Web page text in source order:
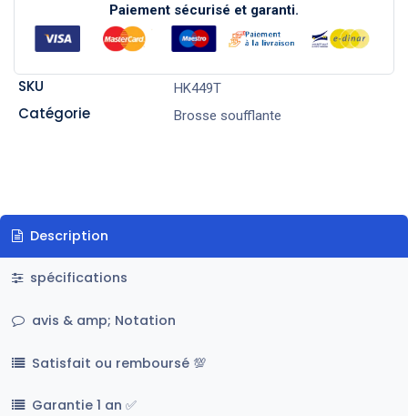
Paiement sécurisé et garanti.
SKU HK449T
Catégorie Brosse soufflante
Description
spécifications
avis & amp; Notation
Satisfait ou remboursé 💯
Garantie 1 an ✅